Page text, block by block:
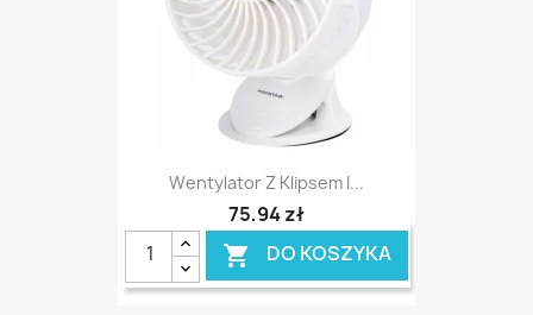
Wentylator Z Klipsem I...
75,94 zł
 DO KOSZYKA